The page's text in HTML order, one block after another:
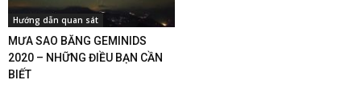
Hướng dẫn quan sát
MƯA SAO BĂNG GEMINIDS
2020 – NHỮNG ĐIỀU BẠN CẦN
BIẾT